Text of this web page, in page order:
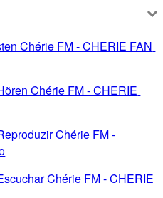
Chérie FM - CHERIE FAN
Chérie FM - CHERIE
Chérie FM -
Chérie FM - CHERIE